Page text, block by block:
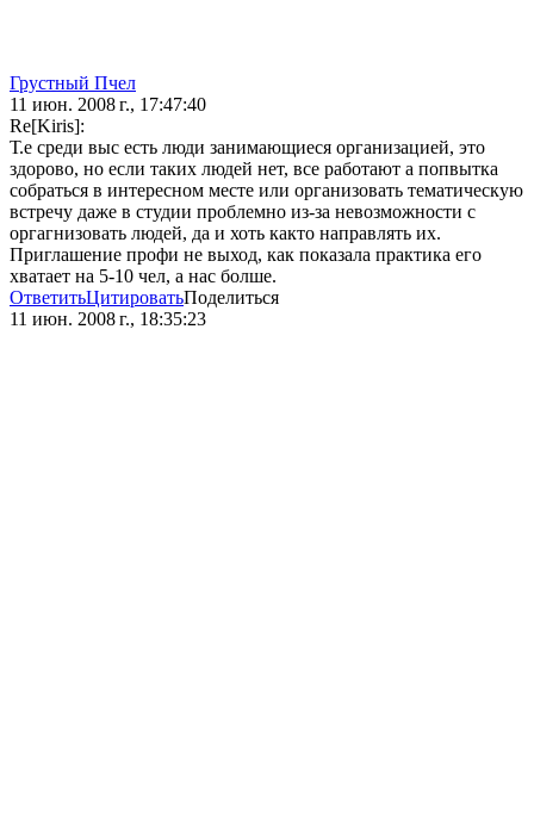
Грустный Пчел
11 июн. 2008 г., 17:47:40
Re[Kiris]:
Т.е среди выс есть люди занимающиеся организацией, это
здорово, но если таких людей нет, все работают а попвытка
собраться в интересном месте или организовать тематическую
встречу даже в студии проблемно из-за невозможности с
оргагнизовать людей, да и хоть както направлять их.
Приглашение профи не выход, как показала практика его
хватает на 5-10 чел, а нас болше.
ОтветитьЦитироватьПоделиться
11 июн. 2008 г., 18:35:23